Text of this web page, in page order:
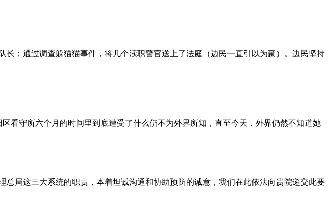
；通过调查躲猫猫事件，将几个渎职警官送上了法庭（边民一直引以为豪）。边民坚持
看守所六个月的时间里到底遭受了什么仍不为外界所知，直至今天，外界仍然不知道她
局这三大系统的职责，本着坦诚沟通和协助预防的诚意，我们在此依法向贵院递交此要